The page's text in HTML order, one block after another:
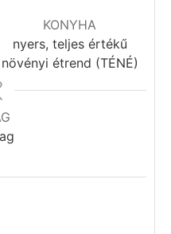
KONYHA
nyers, teljes értékű
növényi étrend (TÉNÉ)